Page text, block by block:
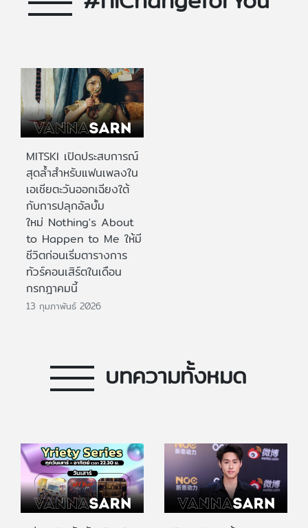
MITSKI เปิดประสบการณ์
สุดล้ำสำหรับแฟนเพลงใน
เอเชียตะวันออกเฉียงใต้
กับการปลุกอัลบั้ม
ใหม่ Nothing's About
to Happen to Me ให้มี
ชีวิตก่อนเริ่มตารางการ
ทัวร์คอนเสิร์ตในเดือน
กรกฎาคมนี้
13 กุมภาพันธ์ 2026
บทความทั้งหมด